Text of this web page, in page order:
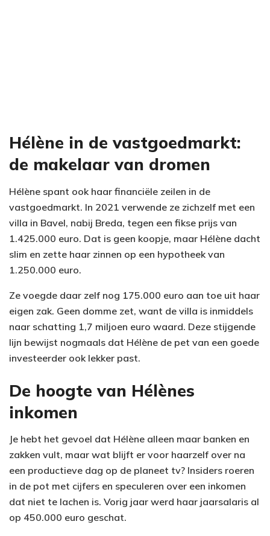
Hélène in de vastgoedmarkt:
de makelaar van dromen
Hélène spant ook haar financiële zeilen in de
vastgoedmarkt. In 2021 verwende ze zichzelf met een
villa in Bavel, nabij Breda, tegen een fikse prijs van
1.425.000 euro. Dat is geen koopje, maar Hélène dacht
slim en zette haar zinnen op een hypotheek van
1.250.000 euro.
Ze voegde daar zelf nog 175.000 euro aan toe uit haar
eigen zak. Geen domme zet, want de villa is inmiddels
naar schatting 1,7 miljoen euro waard. Deze stijgende
lijn bewijst nogmaals dat Hélène de pet van een goede
investeerder ook lekker past.
De hoogte van Hélènes
inkomen
Je hebt het gevoel dat Hélène alleen maar banken en
zakken vult, maar wat blijft er voor haarzelf over na
een productieve dag op de planeet tv? Insiders roeren
in de pot met cijfers en speculeren over een inkomen
dat niet te lachen is. Vorig jaar werd haar jaarsalaris al
op 450.000 euro geschat.